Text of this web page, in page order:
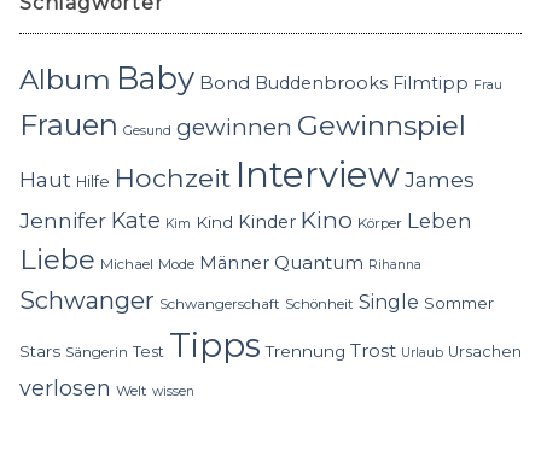
Album Baby Bond Buddenbrooks Filmtipp Frau
Frauen Gesund gewinnen Gewinnspiel
Haut Hilfe Hochzeit InterviewJames
Jennifer Kate Kim Kind Kinder Kino Körper Leben
Liebe Michael Mode Männer Quantum Rihanna
Schwanger Schwangerschaft Schönheit Single Sommer
Stars Sängerin Test Tipps Trennung Trost Urlaub Ursachen
verlosen Welt wissen